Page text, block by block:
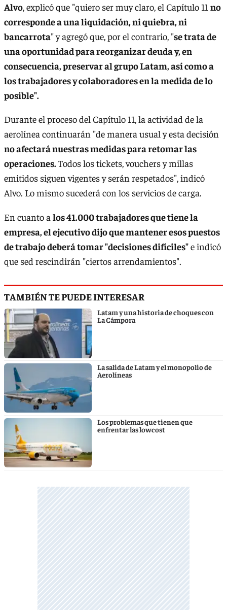
Alvo , explicó que "quiero ser muy claro, el Capítulo 11 no
corresponde a una liquidación, ni quiebra, ni
bancarrota" y agregó que, por el contrario, "se trata de
una oportunidad para reorganizar deuda y, en
consecuencia, preservar al grupo Latam, así como a
los trabajadores y colaboradores en la medida de lo
posible".
Durante el proceso del Capítulo 11, la actividad de la
aerolínea continuarán "de manera usual y esta decisión
no afectará nuestras medidas para retomar las
operaciones.Todos los tickets, vouchers y millas
emitidos siguen vigentes y serán respetados", indicó
Alvo. Lo mismo sucederá con los servicios de carga.
En cuanto a los 41.000 trabajadores que tiene la
empresa, el ejecutivo dijo que mantener esos puestos
de trabajo deberá tomar "decisiones difíciles"e indicó
que sed rescindirán "ciertos arrendamientos".
TAMBIÉN TE PUEDE INTERESAR
Latam y una historia de choques con
La Cámpora
La salida de Latam y el monopolio de
Aerolíneas
Los problemas que tienen que
enfrentar las lowcost